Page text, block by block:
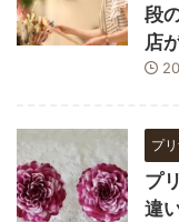
段
店
プ
プ
違